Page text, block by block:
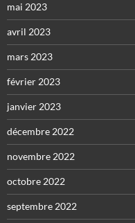
mai 2023
avril 2023
mars 2023
février 2023
janvier 2023
décembre 2022
novembre 2022
octobre 2022
septembre 2022